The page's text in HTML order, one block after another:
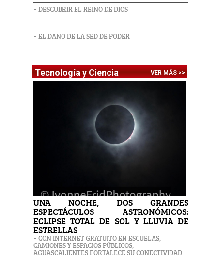
• DESCUBRIR EL REINO DE DIOS
• EL DAÑO DE LA SED DE PODER
Tecnología y Ciencia VER MÁS >>
UNA NOCHE, DOS GRANDES
ESPECTÁCULOS ASTRONÓMICOS:
ECLIPSE TOTAL DE SOL Y LLUVIA DE
ESTRELLAS
• CON INTERNET GRATUITO EN ESCUELAS,
CAMIONES Y ESPACIOS PÚBLICOS,
AGUASCALIENTES FORTALECE SU CONECTIVIDAD